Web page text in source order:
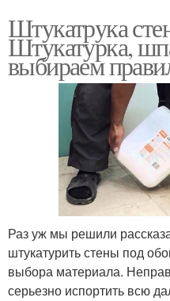
Штукатрука
Штукатурка,
выбираем
Раз уж мы решили
штукатурить стены под
выбора материала.
серьезно испортить всю